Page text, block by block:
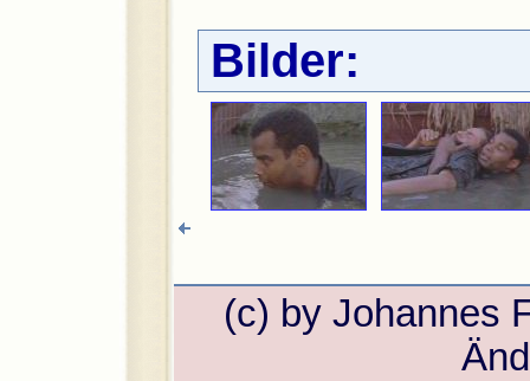
Bilder:
(c) by Johannes